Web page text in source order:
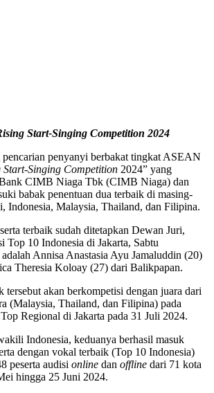
Start-Singing Competition 2024
penyanyi berbakat tingkat ASEAN
Start-Singing Competition 2024” yang
CIMB Niaga Tbk (CIMB Niaga) dan
babak penentuan dua terbaik di masing-
Indonesia, Malaysia, Thailand, dan Filipina.
terbaik sudah ditetapkan Dewan Juri,
Top 10 Indonesia di Jakarta, Sabtu
Annisa Anastasia Ayu Jamaluddin (20)
Theresia Koloay (27) dari Balikpapan.
tersebut akan berkompetisi dengan juara dari
(Malaysia, Thailand, dan Filipina) pada
Regional di Jakarta pada 31 Juli 2024.
Indonesia, keduanya berhasil masuk
dengan vokal terbaik (Top 10 Indonesia)
peserta audisi online dan offline dari 71 kota
hingga 25 Juni 2024.